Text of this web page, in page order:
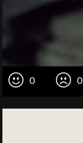
0 0